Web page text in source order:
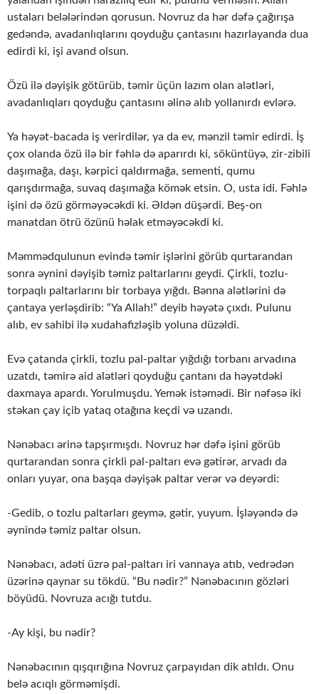
ustaları belələrindən qorusun. Novruz da hər dəfə çağırışa
gedəndə, avadanlıqlarını qoyduğu çantasını hazırlayanda dua
edirdi ki, işi avand olsun.
Özü ilə dəyişik götürüb, təmir üçün lazım olan alətləri,
avadanlıqları qoyduğu çantasını əlinə alıb yollanırdı evlərə.
Ya həyət-bacada iş verirdilər, ya da ev, mənzil təmir edirdi. İş
çox olanda özü ilə bir fəhlə də aparırdı ki, söküntüyə, zir-zibili
daşımağa, daşı, kərpici qaldırmağa, sementi, qumu
qarışdırmağa, suvaq daşımağa kömək etsin. O, usta idi. Fəhlə
işini də özü görməyəcəkdi ki. Əldən düşərdi. Beş-on
manatdan ötrü özünü həlak etməyəcəkdi ki.
Məmmədqulunun evində təmir işlərini görüb qurtarandan
sonra əynini dəyişib təmiz paltarlarını geydi. Çirkli, tozlu-
torpaqlı paltarlarını bir torbaya yığdı. Bənna alətlərini də
çantaya yerləşdirib: “Ya Allah!” deyib həyətə çıxdı. Pulunu
alıb, ev sahibi ilə xudahafizləşib yoluna düzəldi.
Evə çatanda çirkli, tozlu pal-paltar yığdığı torbanı arvadına
uzatdı, təmirə aid alətləri qoyduğu çantanı da həyətdəki
daxmaya apardı. Yorulmuşdu. Yemək istəmədi. Bir nəfəsə iki
stəkan çay içib yataq otağına keçdi və uzandı.
Nənəbacı ərinə tapşırmışdı. Novruz hər dəfə işini görüb
qurtarandan sonra çirkli pal-paltarı evə gətirər, arvadı da
onları yuyar, ona başqa dəyişək paltar verər və deyərdi:
-Gedib, o tozlu paltarları geymə, gətir, yuyum. İşləyəndə də
əynində təmiz paltar olsun.
Nənəbacı, adəti üzrə pal-paltarı iri vannaya atıb, vedrədən
üzərinə qaynar su tökdü. “Bu nədir?” Nənəbacının gözləri
böyüdü. Novruza acığı tutdu.
-Ay kişi, bu nədir?
Nənəbacının qışqırığına Novruz çarpayıdan dik atıldı. Onu
belə acıqlı görməmişdi.